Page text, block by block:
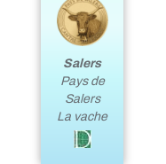
Salers
Pays de
Salers
La vache